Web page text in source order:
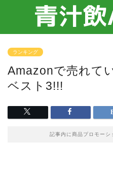
ランキング
Amazonで売れて
ベスト3!!!
記事内に商品プロモーシ